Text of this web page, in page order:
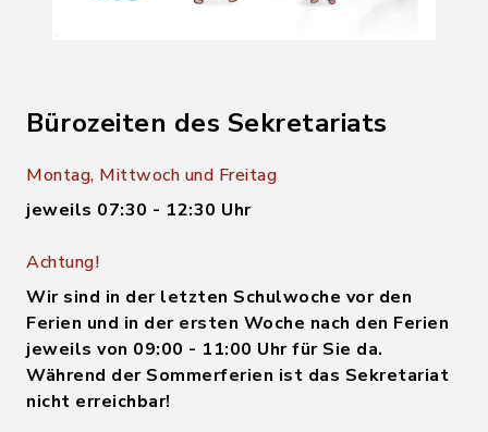
Bürozeiten des Sekretariats
Montag, Mittwoch und Freitag
jeweils 07:30 - 12:30 Uhr
Achtung!
Wir sind in der letzten Schulwoche vor den
Ferien und in der ersten Woche nach den Ferien
jeweils von 09:00 - 11:00 Uhr für Sie da.
Während der Sommerferien ist das Sekretariat
nicht erreichbar!